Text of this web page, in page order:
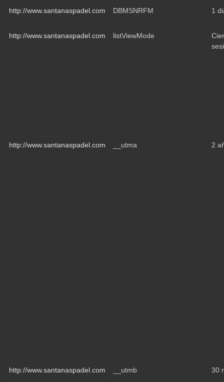
http://www.santanaspadel.com DBMSNRFM 1
http://www.santanaspadel.com listViewMode
http://www.santanaspadel.com __utma 2
http://www.santanaspadel.com __utmb 30